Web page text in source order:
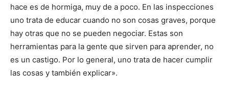
hace es de hormiga, muy de a poco. En las inspecciones
uno trata de educar cuando no son cosas graves, porque
hay otras que no se pueden negociar. Estas son
herramientas para la gente que sirven para aprender, no
es un castigo. Por lo general, uno trata de hacer cumplir
las cosas y también explicar».